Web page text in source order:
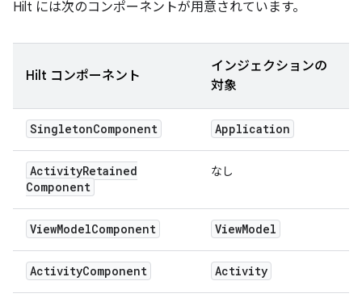
Hilt には次のコンポーネントが用意されています。
Hilt コンポーネント
インジェクションの
対象
SingletonComponent Application
ActivityRetained
Component
なし
ViewModelComponent ViewModel
ActivityComponent Activity